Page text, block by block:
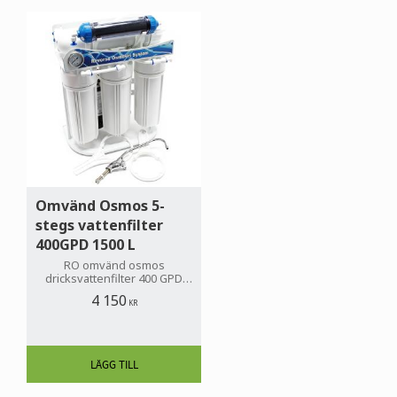
Omvänd Osmos 5-
stegs vattenfilter
400GPD 1500 L
RO omvänd osmos
dricksvattenfilter 400 GPD
producerar upp till 1500 L
rent dricksvatten per dygn
4 150 KR